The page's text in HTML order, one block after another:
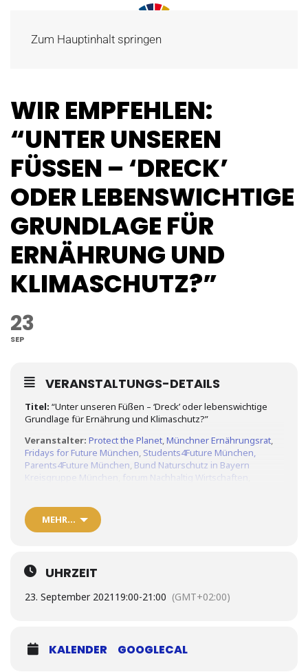
Zum Hauptinhalt springen
WIR EMPFEHLEN:
“UNTER UNSEREN
FÜSSEN – ‘DRECK’ O
DER LEBENSWICHTIGE G
RUNDLAGE FÜR E
RNÄHRUNG UND K
LIMASCHUTZ?”
23
SEP
VERANSTALTUNGS-DETAILS
Titel: “Unter unseren Füßen – ‘Dreck’ oder lebenswichtige
Grundlage für Ernährung und Klimaschutz?”
Veranstalter: Protect the Planet,Münchner Ernährungsrat,
Fridays for Future München, Students4Future München,
Parents4Future München, Bund Naturschutz in Bayern
Kreisgruppe München
forum Nachhaltig Wirtschaften
Vortragende: Prof. Dr. Alois Heißenhuber:
Waltherstr. 29, Rückgebäude, 2. OG
Inhalt:
wichtigster CO2-Speicher. Doch durch menschlichen Einfluss
MEHR…
UHRZEIT
23. September 2021 19:00-21:00 (GMT+02:00)
KALENDER GOOGLECAL